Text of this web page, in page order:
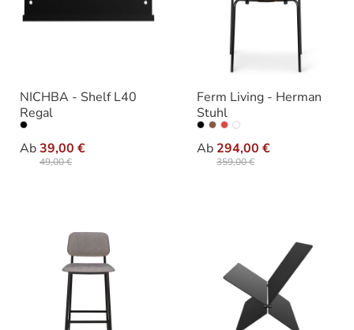
NICHBA - Shelf L40
Regal
Ab39,00 €
49,00 €
Farbe
Ferm Living - Herman
Stuhl
Ab 294,00 €
359,00 €
Varianten